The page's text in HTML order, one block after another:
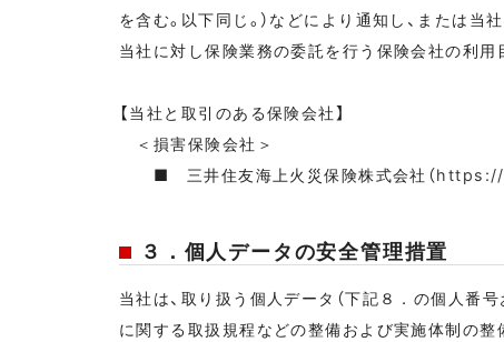
を含む。以下同じ。）などにより通知し、または
当社に対し保険業務の委託を行う保険会社の利用
【当社と取引のある保険会社】
＜損害保険会社＞
■ 三井住友海上火災保険株式会社（
３．個人データの安全管理措置
当社は、取り扱う個人データ（下記８．の個人番
に関する取扱規程などの整備および実施体制の